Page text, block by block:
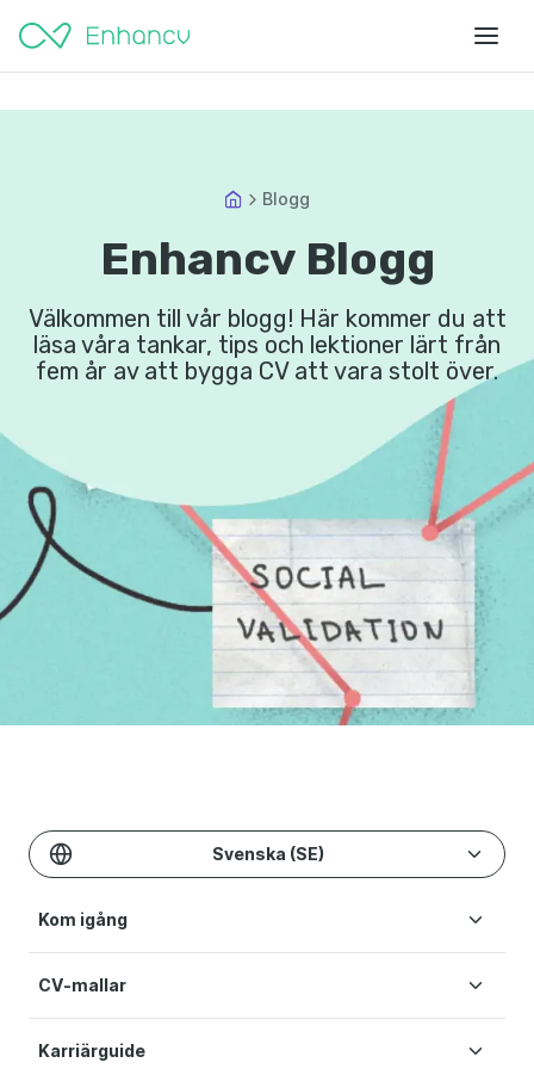
Blogg
Enhancv Blogg
Välkommen till vår blogg! Här kommer du att
läsa våra tankar, tips och lektioner lärt från
fem år av att bygga CV att vara stolt över.
Svenska (SE)
Kom igång
Skapa CV
Priser
Hjälp
CV-mallar
CV-mallar
Karriärguide